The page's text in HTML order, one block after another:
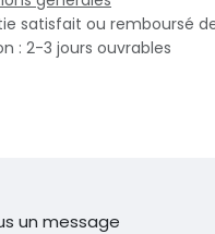
satisfait ou remboursé
: 2-3 jours ouvrables
un message